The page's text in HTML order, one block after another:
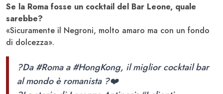
Se la Roma fosse un cocktail del Bar Leone, quale
sarebbe?
«Sicuramente il Negroni, molto amaro ma con un fondo
di dolcezza».
?Da#Romaa#HongKong, il miglior cocktail bar
al mondo è romanista ?❤️